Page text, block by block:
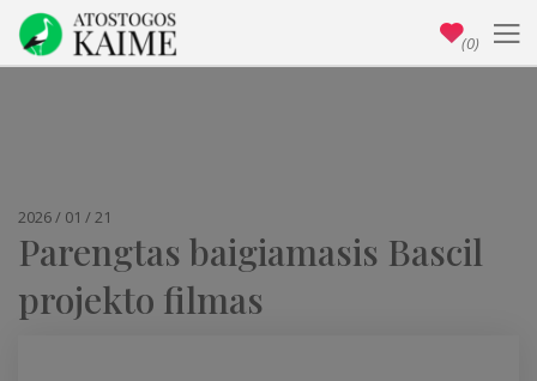
2026 / 01 / 21
Parengtas baigiamasis Bascil
projekto filmas
(0)